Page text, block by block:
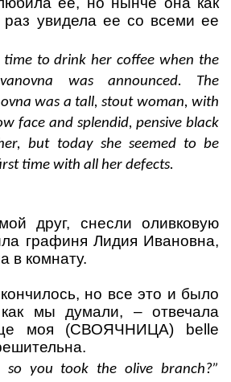
увидела ее со всеми ее
to drink her coffee when the
was announced. The
was a tall, stout woman, with
face and splendid, pensive black
but today she seemed to be
time with all her defects.
друг, снесли оливковую
графиня Лидия Ивановна,
в комнату.
но все это и было
мы думали,
– отвечала
моя (СВОЯЧНИЦА)
belle
so you took the olive branch?”